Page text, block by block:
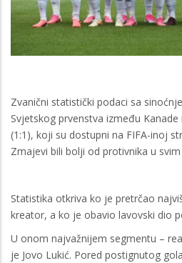
Zvanični statistički podaci sa
Svjetskog prvenstva između
(1:1), koji su dostupni na FIFA-inoj
Zmajevi bili bolji od protivnika u
Statistika otkriva ko je pretrčao
kreator, a ko je obavio lavovski dio
U onom najvažnijem segmentu –
je Jovo Lukić. Pored postignutog